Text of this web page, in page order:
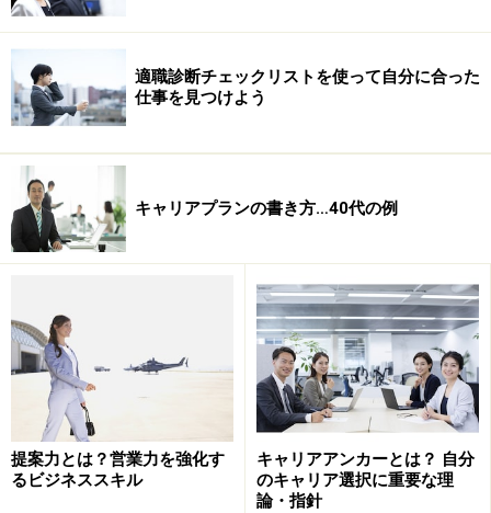
＞満足できる仕事がしたい
※記事内容は執筆時点のものです。最新の内容をご確認くださ
い。
適職診断チェックリストを使って自分に合った
仕事を見つけよう
キャリアプランの書き方…40代の例
提案力とは？営業力を強化す
るビジネススキル
キャリアアンカーとは？ 自分
のキャリア選択に重要な理
論・指針